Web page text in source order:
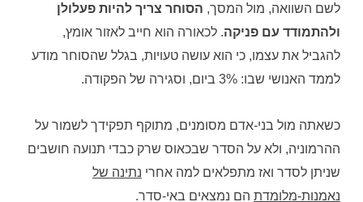
לשם השוואה, מול המסך, הסוחר צריך להיות פעלולן
ולהתמודד עם פניקה. לכאורה הוא חייב לאזור אומץ,
להגביל את עצמו, כי הוא עושה טעויות, בגלל שהסוחר מודע
לממד האנושי שבו: 3% ביום, וסגירה של הפקודה.
כשאתה מול בני-אדם מסומנים, מתוקף תפקידך לשמור על
ההרמוניה, ולא על הסדר שבכאוס שרק כבדי תנועה חושבים
שניתן לסדר ואז מתפלאים למה אחרי נתינה של
נאמנות-מלומדת הם נמצאים באי-סדר.